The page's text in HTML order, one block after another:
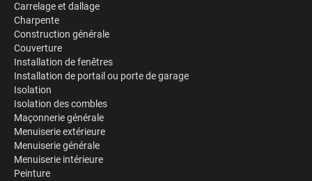
Carrelage et dallage
Charpente
Construction générale
Couverture
Installation de fenêtres
Installation de portail ou porte de garage
Isolation
Isolation des combles
Maçonnerie générale
Menuiserie extérieure
Menuiserie générale
Menuiserie intérieure
Peinture